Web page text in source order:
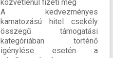
közvetlenül fizeti meg
A kedvezményes
kamatozású hitel csekély
összegű támogatási
kategóriában történő
igénylése esetén a